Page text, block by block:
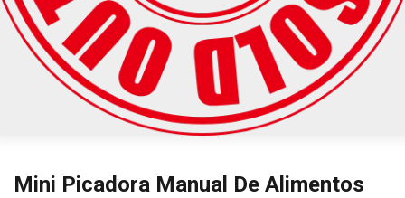
Mini Picadora Manual De Alimentos